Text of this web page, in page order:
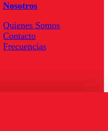
Nosotros
Quienes Somos
Contacto
Frecuencias